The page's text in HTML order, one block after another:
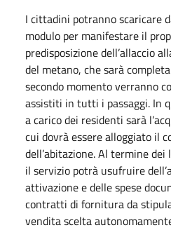
I cittadini potranno scaricare
modulo per manifestare il
predisposizione dell’allaccio
del metano, che sarà
secondo momento verranno
assistiti in tutti i passaggi. In
a carico dei residenti sarà
cui dovrà essere alloggiato il
dell’abitazione. Al termine
il servizio potrà usufruire
attivazione e delle spese
contratti di fornitura da
vendita scelta